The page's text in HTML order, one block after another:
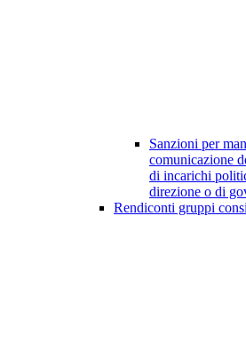
Sanzioni per
comunicazione
di incarichi
direzione o di
Rendiconti gruppi